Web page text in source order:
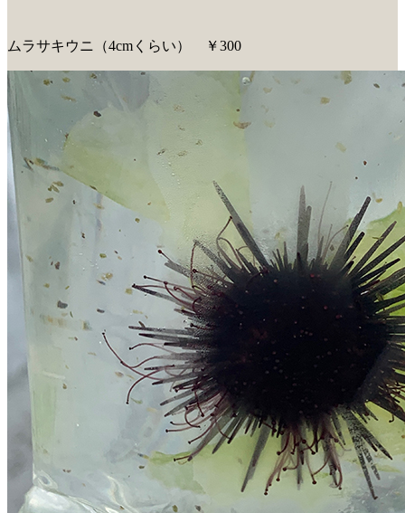
ムラサキウニ（4cmくらい） ￥300